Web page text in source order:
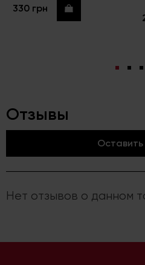
330 грн Купить
Отзывы
Нет отзывов о данном